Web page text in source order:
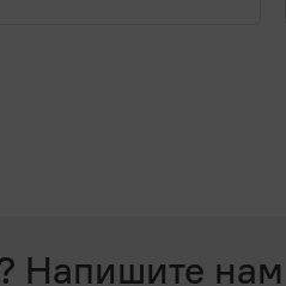
Напишите нам